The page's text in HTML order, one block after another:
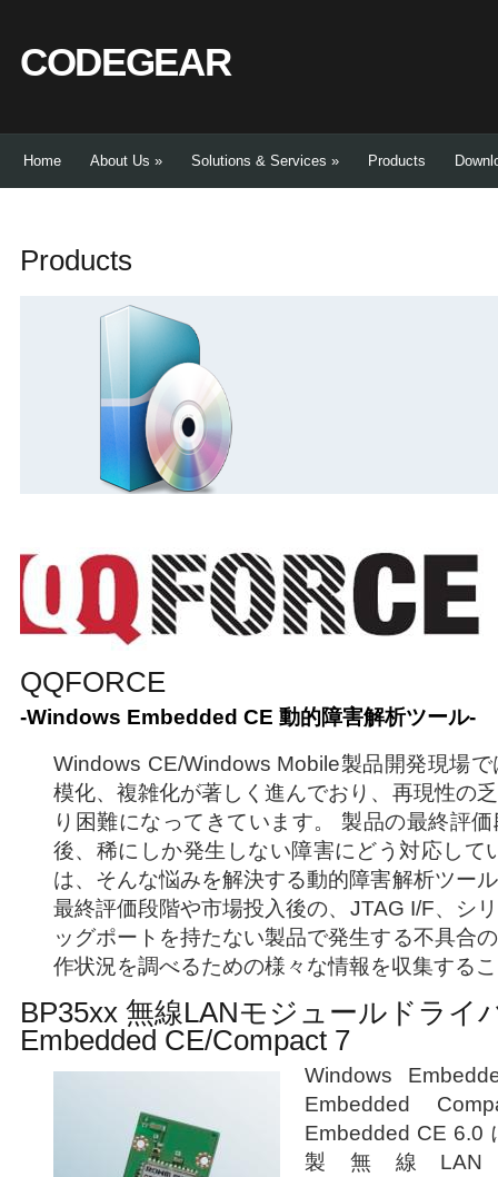
CODEGEAR
Home About Us » Solutions & Services » Products
Products
QQFORCE
-Windows Embedded CE 動的障害解析ツール-
Windows CE/Windows Mobile製品開発現場
模化、複雑化が著しく進んでおり、再現性の
り困難になってきています。 製品の最終評
後、稀にしか発生しない障害にどう対応して
は、そんな悩みを解決する動的障害解析ツー
最終評価段階や市場投入後の、JTAG I/F、シ
ッグポートを持たない製品で発生する不具合
作状況を調べるための様々な情報を収集する
BP35xx 無線LANモジュールドライ
Embedded CE/Compact 7
Windows
Embedded
Embedded CE 6.0
製無線